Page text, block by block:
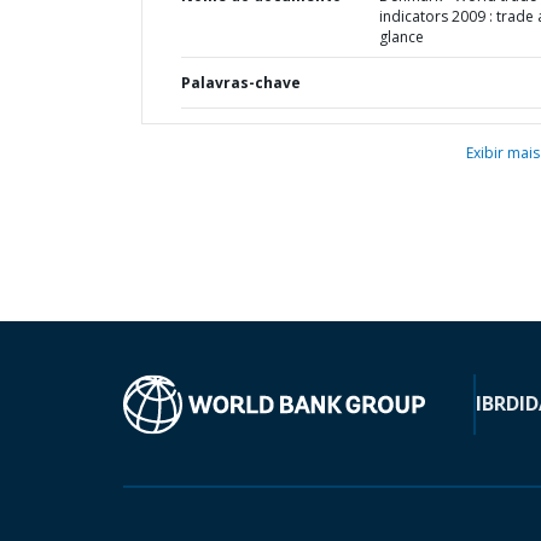
indicators 2009 : trade
glance
Palavras-chave
Exibir mais
IBRD